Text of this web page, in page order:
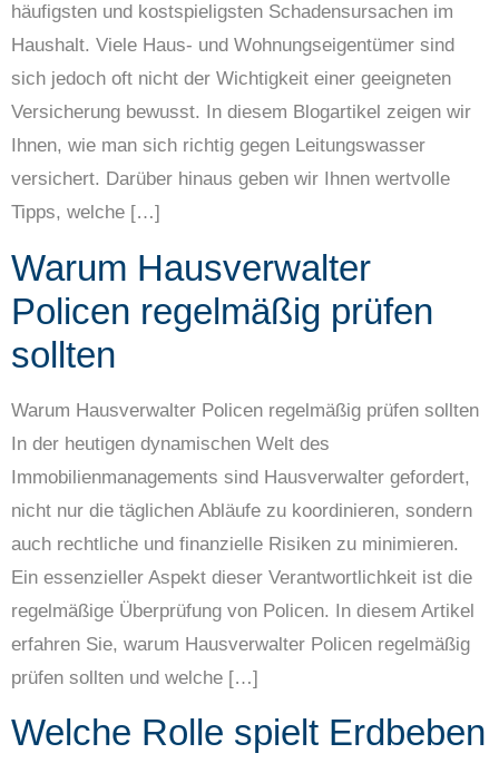
häufigsten und kostspieligsten Schadensursachen im
Haushalt. Viele Haus- und Wohnungseigentümer sind
sich jedoch oft nicht der Wichtigkeit einer geeigneten
Versicherung bewusst. In diesem Blogartikel zeigen wir
Ihnen, wie man sich richtig gegen Leitungswasser
versichert. Darüber hinaus geben wir Ihnen wertvolle
Tipps, welche […]
Warum Hausverwalter
Policen regelmäßig prüfen
sollten
Warum Hausverwalter Policen regelmäßig prüfen sollten
In der heutigen dynamischen Welt des
Immobilienmanagements sind Hausverwalter gefordert,
nicht nur die täglichen Abläufe zu koordinieren, sondern
auch rechtliche und finanzielle Risiken zu minimieren.
Ein essenzieller Aspekt dieser Verantwortlichkeit ist die
regelmäßige Überprüfung von Policen. In diesem Artikel
erfahren Sie, warum Hausverwalter Policen regelmäßig
prüfen sollten und welche […]
Welche Rolle spielt Erdbeben